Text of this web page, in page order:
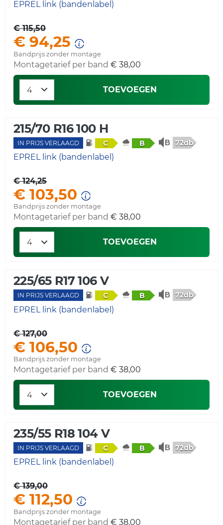
EPREL link (bandenlabel)
€ 115,50
€ 94,25
Bandprijs zonder montage
Montagetarief per band € 38,00
TOEVOEGEN
215/70 R16 100 H
IN PRIJS VERLAAGD C B 72db
EPREL link (bandenlabel)
€ 124,25
€ 103,50
Bandprijs zonder montage
Montagetarief per band € 38,00
TOEVOEGEN
225/65 R17 106 V
IN PRIJS VERLAAGD C B 72db
EPREL link (bandenlabel)
€ 127,00
€ 106,50
Bandprijs zonder montage
Montagetarief per band € 38,00
TOEVOEGEN
235/55 R18 104 V
IN PRIJS VERLAAGD C B 72db
EPREL link (bandenlabel)
€ 139,00
€ 112,50
Bandprijs zonder montage
Montagetarief per band € 38,00